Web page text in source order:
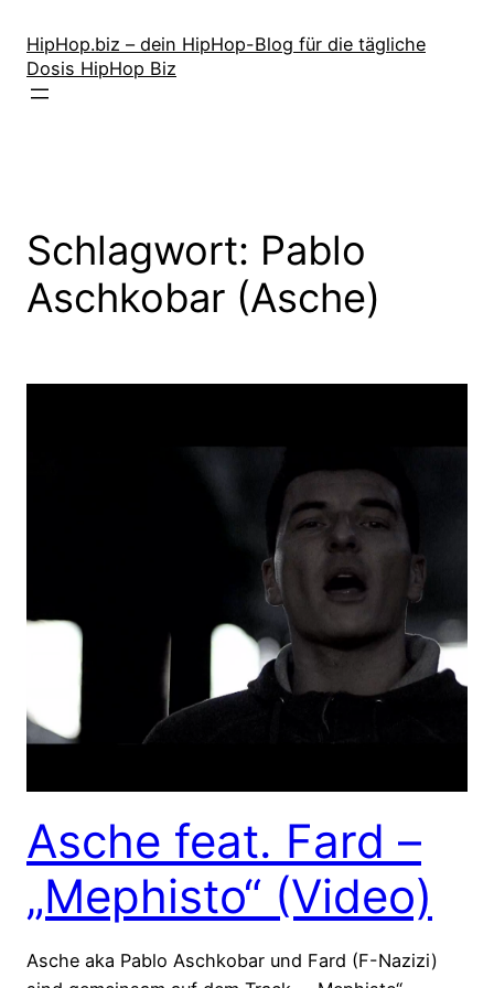
Inhalt
springen
HipHop.biz – dein HipHop-Blog für die tägliche
Dosis HipHop Biz
Schlagwort: Pablo
Aschkobar (Asche)
Asche feat. Fard –
„Mephisto“ (Video)
Asche aka Pablo Aschkobar und Fard (F-Nazizi)